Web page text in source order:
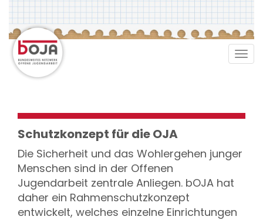
Direkt
zum
Inhalt
Schutzkonzept für die OJA
Die Sicherheit und das Wohlergehen junger
Menschen sind in der Offenen
Jugendarbeit zentrale Anliegen. bOJA hat
daher ein Rahmenschutzkonzept
entwickelt, welches einzelne Einrichtungen